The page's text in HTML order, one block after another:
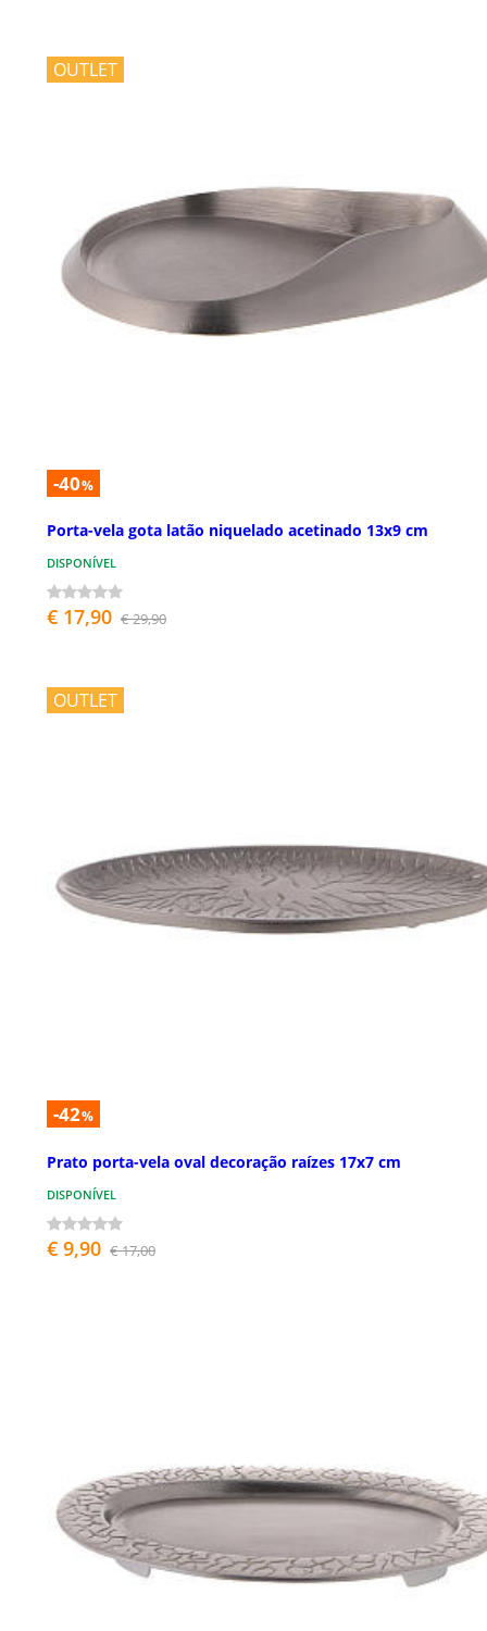
OUTLET
-40%
Porta-vela gota latão niquelado acetinado 13x9 cm
DISPONÍVEL
€ 17,90 € 29,90
OUTLET
-42%
Prato porta-vela oval decoração raízes 17x7 cm
DISPONÍVEL
€ 9,90 € 17,00